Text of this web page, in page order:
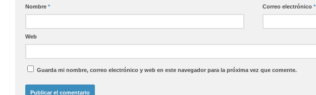
Nombre * Correo electrónico*
Web
Guarda mi nombre, correo electrónico y web en este navegador para la próxima vez que comente.